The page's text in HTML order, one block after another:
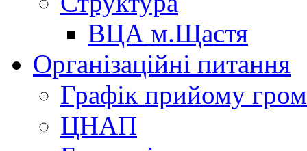
ВЦА м.Щастя
Організаційні питання
Графік прийому
ЦНАП